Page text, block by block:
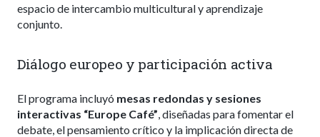
espacio de intercambio multicultural y aprendizaje
conjunto.
Diálogo europeo y participación activa
El programa incluyó mesas redondas y sesiones
interactivas “Europe Café” , diseñadas para fomentar el
debate, el pensamiento crítico y la implicación directa de